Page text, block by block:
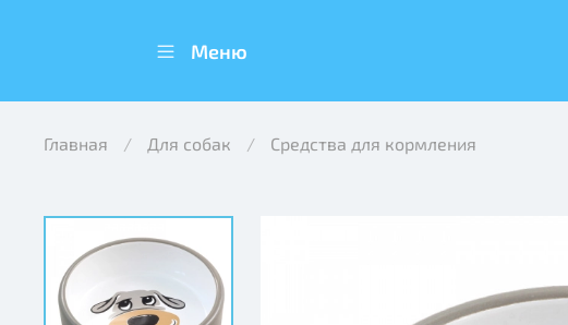
Меню
Главная Для собак Средства для кормления